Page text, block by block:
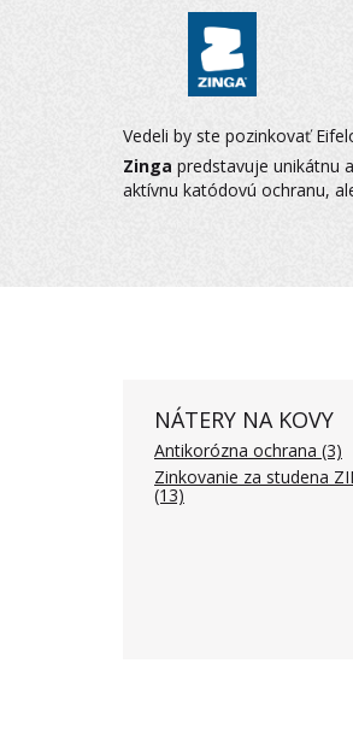
Vedeli by ste pozinkovať
Zinga predstavuje unikátnu
aktívnu katódovú ochranu,
NÁTERY NA KOVY
Antikorózna ochrana (3)
Zinkovanie za studena
(13)